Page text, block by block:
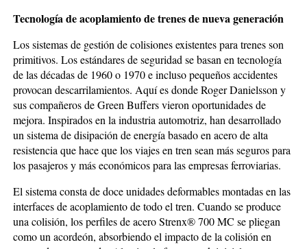
Tecnología de acoplamiento de trenes de nueva generación
Los sistemas de gestión de colisiones existentes para trenes son
primitivos. Los estándares de seguridad se basan en tecnología
de las décadas de 1960 o 1970 e incluso pequeños accidentes
provocan descarrilamientos. Aquí es donde Roger Danielsson y
sus compañeros de Green Buffers vieron oportunidades de
mejora. Inspirados en la industria automotriz, han desarrollado
un sistema de disipación de energía basado en acero de alta
resistencia que hace que los viajes en tren sean más seguros para
los pasajeros y más económicos para las empresas ferroviarias.
El sistema consta de doce unidades deformables montadas en las
interfaces de acoplamiento de todo el tren. Cuando se produce
una colisión, los perfiles de acero Strenx® 700 MC se pliegan
como un acordeón, absorbiendo el impacto de la colisión en